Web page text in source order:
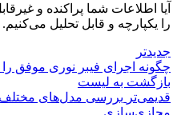
آیا اطلاعات شما پراکنده و
را یکپارچه و قابل تحلیل
جدیدتر
چگونه اجرای فیبر نوری موفق
بازگشت بە لیست
قدیمی‌تر بررسی مدل‌های مختلف
مجازی‌سازی